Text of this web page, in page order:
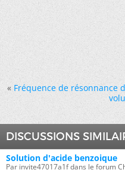
« Fréquence de résonnance
DISCUSSIONS
Solution d'acide benzoique
Par invite47017a1f dans le forum